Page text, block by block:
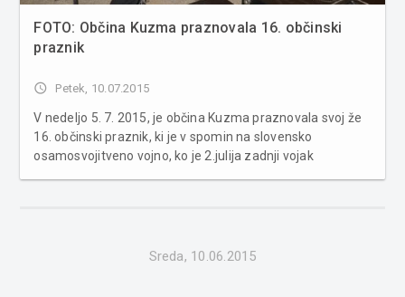
FOTO: Občina Kuzma praznovala 16. občinski
praznik
access_time Petek, 10.07.2015
V nedeljo 5. 7. 2015, je občina Kuzma praznovala svoj že
16. občinski praznik, ki je v spomin na slovensko
osamosvojitveno vojno, ko je 2.julija zadnji vojak
Sreda, 10.06.2015